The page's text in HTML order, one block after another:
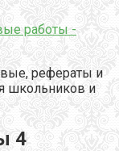
работы -
рефераты и
школьников и
4